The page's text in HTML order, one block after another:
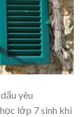
yêu
lớp 7 sinh khi